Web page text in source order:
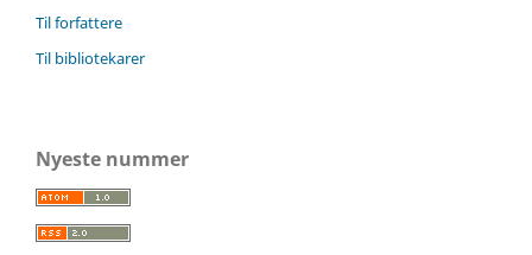
Til forfattere
Til bibliotekarer
Nyeste nummer